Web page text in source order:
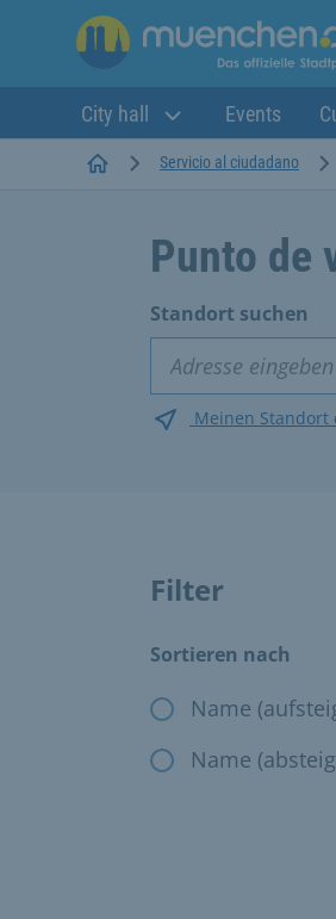
City hall Events
StartseiteServicio al ciudadano
Punto de
Standort suchen
Meinen Standort
Filter
Das Ändern der
Sortieren nach
Name
Name